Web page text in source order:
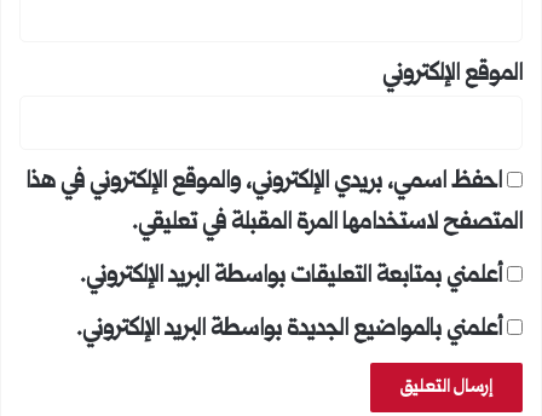
الموقع الإلكتروني
احفظ اسمي، بريدي الإلكتروني، والموقع الإلكتروني في هذا
المتصفح لاستخدامها المرة المقبلة في تعليقي.
أعلمني بمتابعة التعليقات بواسطة البريد الإلكتروني.
أعلمني بالمواضيع الجديدة بواسطة البريد الإلكتروني.